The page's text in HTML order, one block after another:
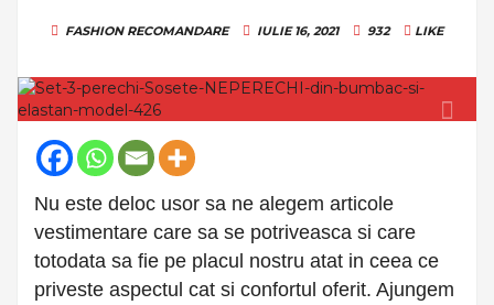
FASHION RECOMANDARE IULIE 16, 2021 932 LIKE
Nu este deloc usor sa ne alegem articole
vestimentare care sa se potriveasca si care
totodata sa fie pe placul nostru atat in ceea ce
priveste aspectul cat si confortul oferit. Ajungem